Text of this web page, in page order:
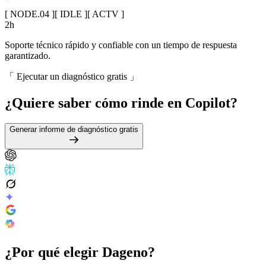
[ NODE.04 ][ IDLE ][ ACTV ]
2h
Soporte técnico rápido y confiable con un tiempo de respuesta
garantizado.
「 Ejecutar un diagnóstico gratis 」
¿Quiere saber cómo rinde en ChatGPT?
Generar informe de diagnóstico gratis
¿Por qué elegir Dageno?